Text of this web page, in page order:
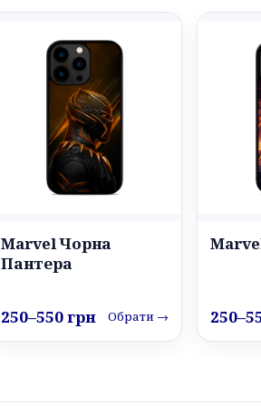
Marvel Чорна
Пантера
250–550 грн Обрати →